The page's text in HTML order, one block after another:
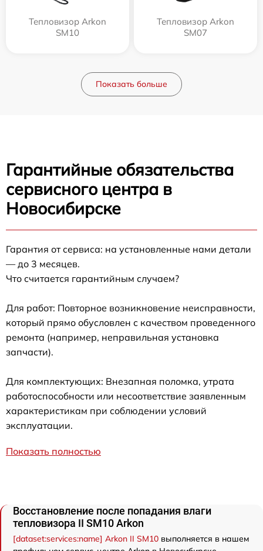
Тепловизор Arkon
SM10
Тепловизор Arkon
SM07
Показать больше
Гарантийные обязательства
сервисного центра в
Новосибирске
Гарантия от сервиса: на установленные нами детали
— до 3 месяцев.
Что считается гарантийным случаем?
Для работ: Повторное возникновение неисправности,
который прямо обусловлен с качеством проведенного
ремонта (например, неправильная установка
запчасти).
Для комплектующих: Внезапная поломка, утрата
работоспособности или несоответствие заявленным
характеристикам при соблюдении условий
эксплуатации.
Показать полностью
Восстановление после попадания влаги
тепловизора II SM10 Arkon
[dataset:services:name] Arkon II SM10 выполняется в нашем